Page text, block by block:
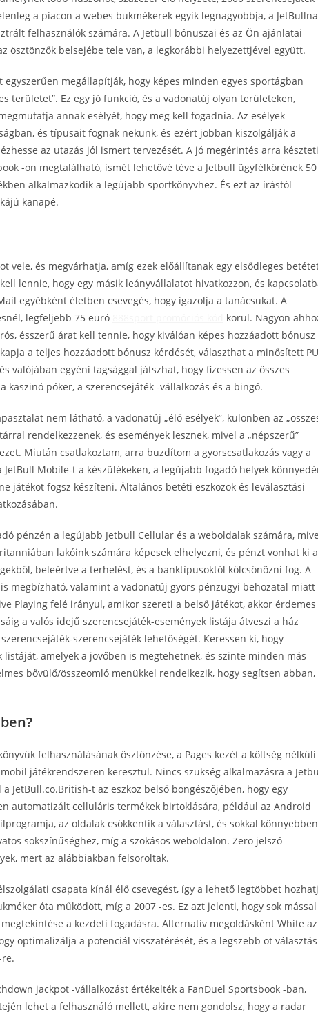
a piacon a webes bukmékerek egyik legnagyobbja, a
felhasználók számára. A Jetbull bónuszai és az Ön ajánlatai
ösztönzők belsejébe tele van, a legkorábbi helyezettjével együtt.
egyszerűen megállapítják, hogy képes minden egyes sportágban
területet”. Ez egy jó funkció, és a vadonatúj olyan területeken,
annak esélyét, hogy meg kell fogadnia. Az esélyek
és típusait fognak nekünk, és ezért jobban kiszolgálják a
az utazás jól ismert tervezését. A jó megérintés arra készteti
-on megtalálható, ismét lehetővé téve a Jetbull ügyfélkörének 50
alkalmazkodik a legújabb sportkönyvhez. És ezt az írástól
kanapé.
vele, és megvárhatja, amíg ezek előállítanak egy elsődleges
lennie, hogy egy másik leányvállalatot hivatkozzon, és
egyébként életben csevegés, hogy igazolja a tanácsukat. A
legfeljebb 75 euró
körül. Nagyon
ésszerű árat kell tennie, hogy kiválóan képes hozzáadott bónusz
a teljes hozzáadott bónusz kérdését, választhat a minősített
valójában egyéni tagsággal játszhat, hogy fizessen az összes
póker, a szerencsejáték -vállalkozás és a bingó.
nem látható, a vadonatúj „élő esélyek”, különben az
rendelkezzenek, és események lesznek, mivel a „népszerű”
Miután csatlakoztam, arra buzdítom a gyorscsatlakozás vagy a
Mobile-t a készülékeken, a legújabb fogadó helyek
játékot fogsz készíteni. Általános betéti eszközök és leválasztási
pénzén a legújabb Jetbull Cellular és a weboldalak számára,
lakóink számára képesek elhelyezni, és pénzt vonhat ki a
beleértve a terhelést, és a banktípusoktól kölcsönözni fog. A
megbízható, valamint a vadonatúj gyors pénzügyi behozatal miatt
Playing felé irányul, amikor szereti a belső játékot, akkor érdemes
a valós idejű szerencsejáték-események listája átveszi a ház
szerencsejáték lehetőségét. Keressen ki, hogy
amelyek a jövőben is megtehetnek, és szinte minden más
bővülő/összeomló menükkel rendelkezik, hogy segítsen abban,
felhasználásának ösztönzése, a Pages kezét a költség nélküli
játékrendszeren keresztül. Nincs szükség alkalmazásra a
JetBull.co.British-t az eszköz belső böngészőjében, hogy egy
automatizált celluláris termékek birtoklására, például az Android
az oldalak csökkentik a választást, és sokkal könnyebben
sokszínűséghez, míg a szokásos weboldalon. Zero jelszó
mert az alábbiakban felsoroltak.
csapata kínál élő csevegést, így a lehető legtöbbet
óta működött, míg a 2007 -es. Ez azt jelenti, hogy sok mással
a kezdeti fogadásra. Alternatív megoldásként White
optimalizálja a potenciál visszatérését, és a legszebb öt
jackpot -vállalkozást értékelték a FanDuel Sportsbook -ban,
lehet a felhasználó mellett, akire nem gondolsz, hogy a radar